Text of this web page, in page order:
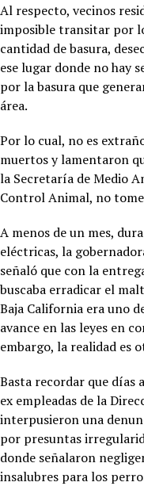
Al respecto, vecinos
imposible transitar por
cantidad de basura,
ese lugar donde no hay
por la basura que
área.
Por lo cual, no es
muertos y lamentaron
la Secretaría de Medio
Control Animal, no
A menos de un mes,
eléctricas, la
señaló que con la
buscaba erradicar el
Baja California era uno
avance en las leyes en
embargo, la realidad es
Basta recordar que días
ex empleadas de la
interpusieron una
por presuntas
donde señalaron
insalubres para los